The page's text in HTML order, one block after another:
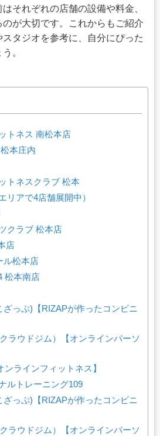
それぞれの店舗の設備や料金、
が大切です。これからもご紹介
タジオを参考に、自分にぴった
。
トネス 南松本店
本庄内
トネスクラブ 松本
リアで4店舗展開中）
クラブ 松本店
店
ル松本店
松本南店
ざっぷ)【RIZAPが作ったコンビニ
ラウドジム）【オンラインパーソ
ラインフィットネス】
ルトレーニング109
ざっぷ)【RIZAPが作ったコンビニ
ラウドジム）【オンラインパーソ